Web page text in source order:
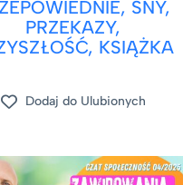
SNY,
PRZEKAZY,
KSIĄŻKA
Dodaj do Ulubionych